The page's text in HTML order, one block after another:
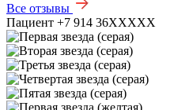
Все отзывы
Пациент +7 914 36XXXXX